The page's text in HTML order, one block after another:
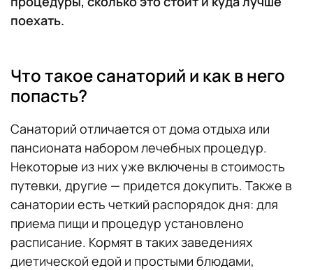
поехать.
Что такое санаторий и как в него
попасть?
Санаторий отличается от дома отдыха или
пансионата набором лечебных процедур.
Некоторые из них уже включены в стоимость
путевки, другие — придется докупить. Также в
санатории есть четкий распорядок дня: для
приема пищи и процедур установлено
расписание. Кормят в таких заведениях
диетической едой и простыми блюдами,